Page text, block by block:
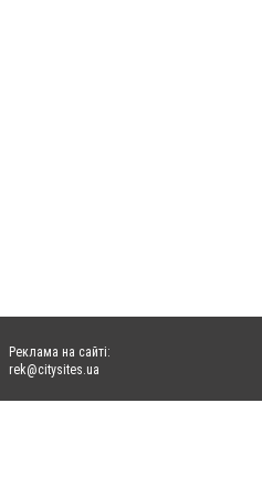
Реклама на сайті:
rek@citysites.ua